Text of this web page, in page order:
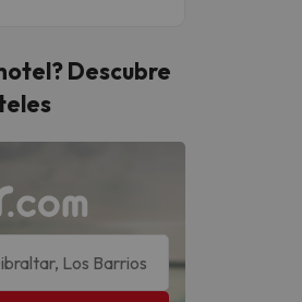
Descubre